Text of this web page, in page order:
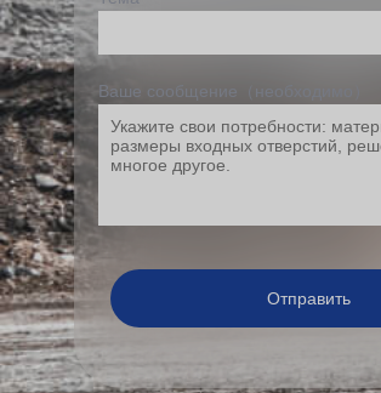
Ваше сообщение（необходимо）